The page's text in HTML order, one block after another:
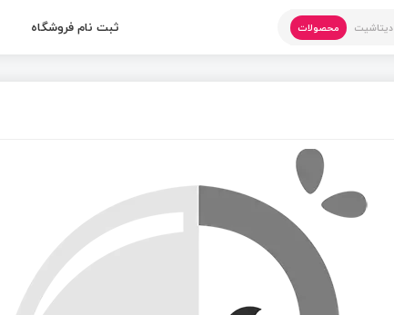
دیتاشیت محصولات ثبت نام فروشگاه